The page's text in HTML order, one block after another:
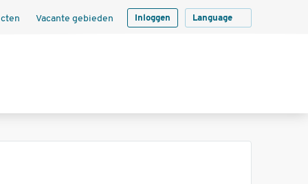
Vacante gebieden Inloggen Language